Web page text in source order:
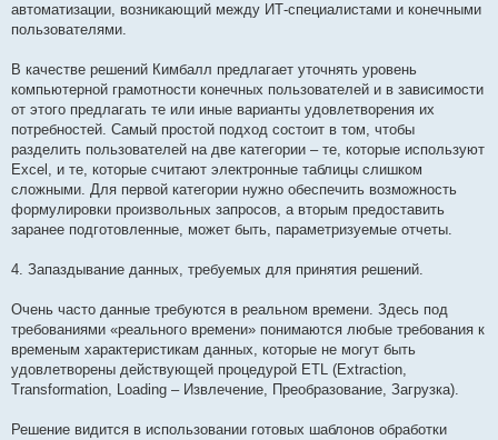
автоматизации, возникающий между ИТ-специалистами и конечными
пользователями.
В качестве решений Кимбалл предлагает уточнять уровень
компьютерной грамотности конечных пользователей и в зависимости
от этого предлагать те или иные варианты удовлетворения их
потребностей. Самый простой подход состоит в том, чтобы
разделить пользователей на две категории – те, которые используют
Excel, и те, которые считают электронные таблицы слишком
сложными. Для первой категории нужно обеспечить возможность
формулировки произвольных запросов, а вторым предоставить
заранее подготовленные, может быть, параметризуемые отчеты.
4. Запаздывание данных, требуемых для принятия решений.
Очень часто данные требуются в реальном времени. Здесь под
требованиями «реального времени» понимаются любые требования к
временым характеристикам данных, которые не могут быть
удовлетворены действующей процедурой ETL (Extraction,
Transformation, Loading – Извлечение, Преобразование, Загрузка).
Решение видится в использовании готовых шаблонов обработки